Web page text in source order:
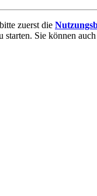
zuerst die
Sie können